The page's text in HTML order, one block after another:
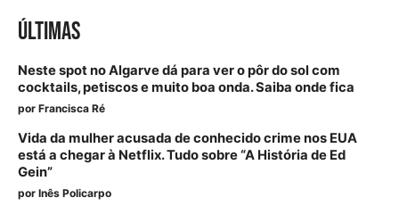
ÚLTIMAS
Neste spot no Algarve dá para ver o pôr do sol com
cocktails, petiscos e muito boa onda. Saiba onde fica
por Francisca Ré
Vida da mulher acusada de conhecido crime nos EUA
está a chegar à Netflix. Tudo sobre “A História de Ed
Gein”
por Inês Policarpo